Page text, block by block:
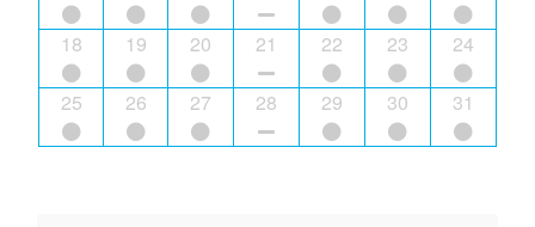
18 19 20 21 22 23 24
25 26 27 28 29 30 31